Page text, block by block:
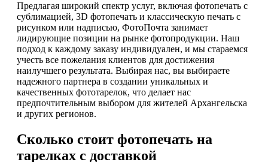
Предлагая широкий спектр услуг, включая фотопечать с
сублимацией, 3D фотопечать и классическую печать с
рисунком или надписью, ФотоПочта занимает
лидирующие позиции на рынке фотопродукции. Наш
подход к каждому заказу индивидуален, и мы стараемся
учесть все пожелания клиентов для достижения
наилучшего результата. Выбирая нас, вы выбираете
надежного партнера в создании уникальных и
качественных фототарелок, что делает нас
предпочтительным выбором для жителей Архангельска
и других регионов.
Сколько стоит фотопечать на
тарелках с доставкой